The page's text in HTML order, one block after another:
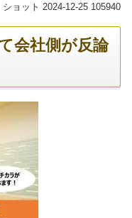
ショット 2024-12-25 105940
会社側が反論